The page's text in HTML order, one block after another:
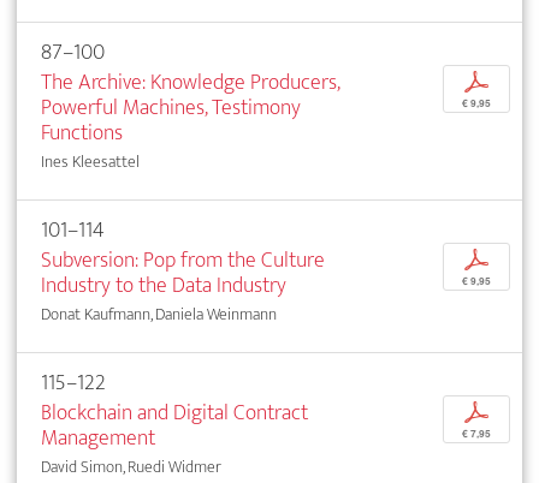
87–100
The Archive: Knowledge Producers,
Powerful Machines, Testimony
Functions
Ines Kleesattel
p
€ 9,95
101–114
Subversion: Pop from the Culture
Industry to the Data Industry
Donat Kaufmann, Daniela Weinmann
p
€ 9,95
115–122
Blockchain and Digital Contract
Management
David Simon, Ruedi Widmer
p
€ 7,95